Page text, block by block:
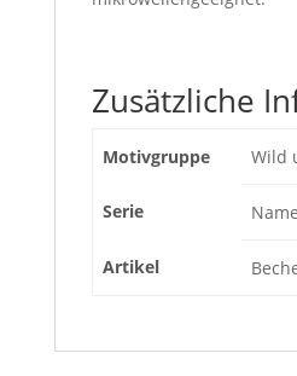
Zusätzliche
Motivgruppe Wild
Serie
Artikel